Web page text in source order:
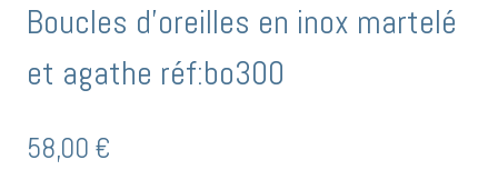
Boucles d’oreilles en inox martelé
et agathe réf:bo300
58,00 €